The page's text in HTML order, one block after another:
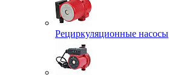
Рециркуляционные насосы